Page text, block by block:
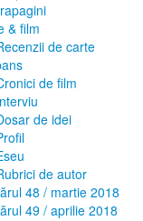
& film
de carte
de film
de idei
de autor
48 / martie 2018
49 / aprilie 2018